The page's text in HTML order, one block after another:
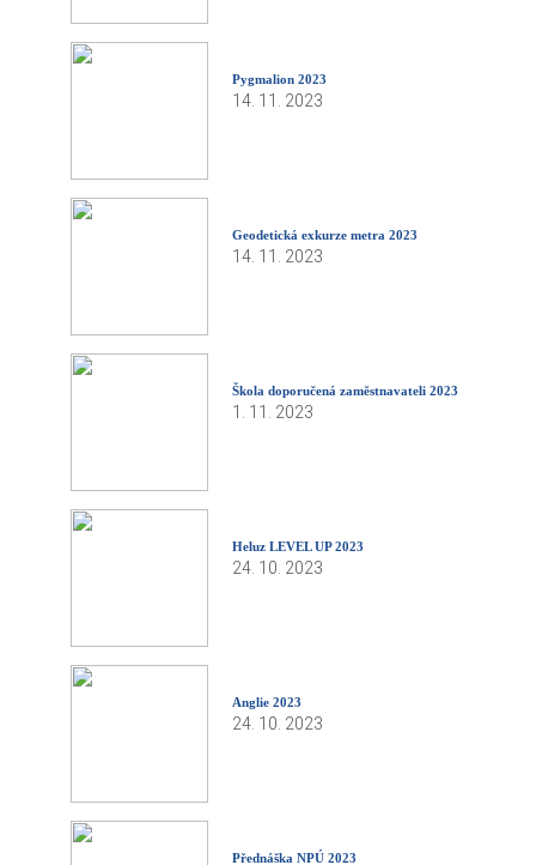
Pygmalion 2023
14. 11. 2023
Geodetická exkurze metra 2023
14. 11. 2023
Škola doporučená zaměstnavateli 2023
1. 11. 2023
Heluz LEVEL UP 2023
24. 10. 2023
Anglie 2023
24. 10. 2023
Přednáška NPÚ 2023